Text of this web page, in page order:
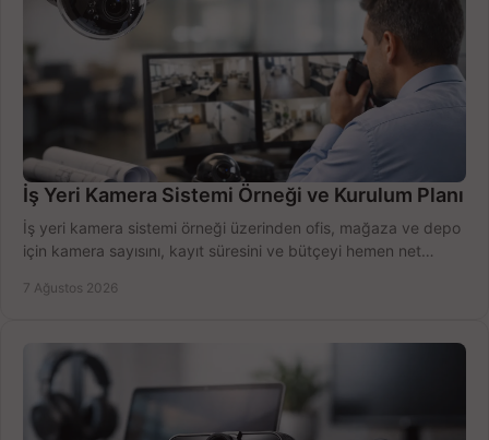
İş Yeri Kamera Sistemi Örneği ve Kurulum Planı
İş yeri kamera sistemi örneği üzerinden ofis, mağaza ve depo
için kamera sayısını, kayıt süresini ve bütçeyi hemen net
7 Ağustos 2026